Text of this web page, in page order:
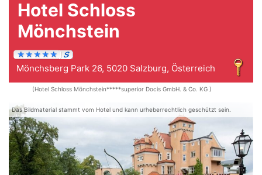
Hotel Schloss
Mönchstein
Mönchsberg Park 26, 5020 Salzburg, Österreich
(Hotel Schloss Mönchstein*****superior Docis GmbH. & Co. KG )
Das Bildmaterial stammt vom Hotel und kann urheberrechtlich geschützt sein.